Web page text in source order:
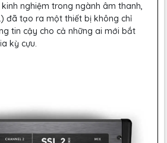
nghiệm trong ngành âm thanh,
đã tạo ra một thiết bị không chỉ
tin cậy cho cả những ai mới bắt
kỳ cựu.